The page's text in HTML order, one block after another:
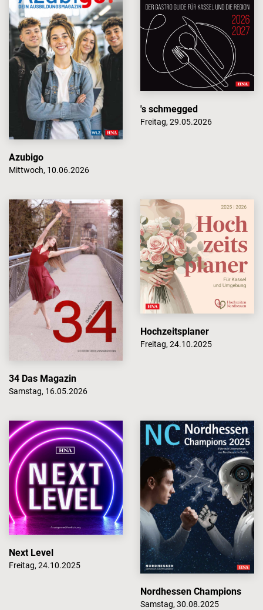
Azubigo
Mittwoch, 10.06.2026
's schmegged
Freitag, 29.05.2026
34 Das Magazin
Samstag, 16.05.2026
Hochzeitsplaner
Freitag, 24.10.2025
Next Level
Freitag, 24.10.2025
Nordhessen Champions
Samstag, 30.08.2025